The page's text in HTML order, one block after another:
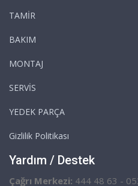
TAMİR
BAKIM
MONTAJ
SERVİS
YEDEK PARÇA
Gizlilik Politikası
Yardım / Destek
Çağrı Merkezi: 444 48 63 -